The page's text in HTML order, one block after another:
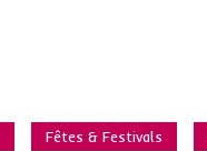
Fêtes & Festivals